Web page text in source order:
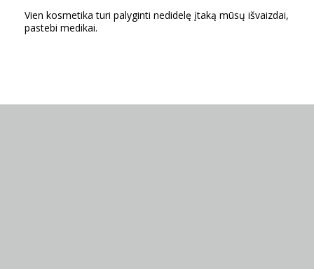
KULTŪRA
KINAS
Vien kosmetika turi palyginti nedidelę įtaką mūsų išvaizdai,
pastebi medikai.